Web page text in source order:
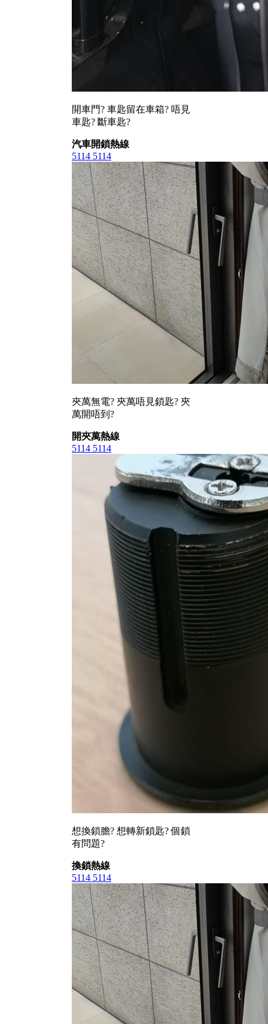
開車門? 車匙留在車箱? 唔見
車匙? 斷車匙?
汽車開鎖熱線
5114 5114
夾萬無電? 夾萬唔見鎖匙? 夾
萬開唔到?
開夾萬熱線
5114 5114
想換鎖膽? 想轉新鎖匙? 個鎖
有問題?
換鎖熱線
5114 5114